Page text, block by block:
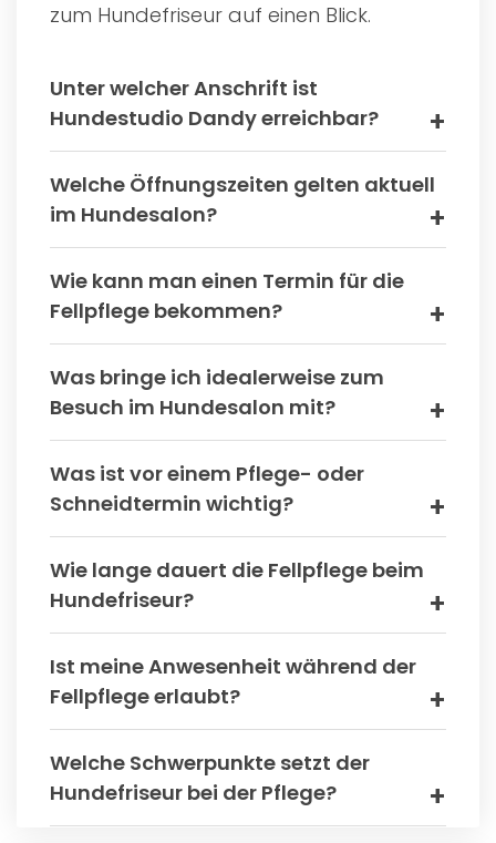
zum Hundefriseur auf einen Blick.
Unter welcher Anschrift ist
Hundestudio Dandy erreichbar?
Welche Öffnungszeiten gelten aktuell
im Hundesalon?
Wie kann man einen Termin für die
Fellpflege bekommen?
Was bringe ich idealerweise zum
Besuch im Hundesalon mit?
Was ist vor einem Pflege- oder
Schneidtermin wichtig?
Wie lange dauert die Fellpflege beim
Hundefriseur?
Ist meine Anwesenheit während der
Fellpflege erlaubt?
Welche Schwerpunkte setzt der
Hundefriseur bei der Pflege?